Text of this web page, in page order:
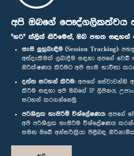
අපි ඔබගේ පෞද්ගලිකත්වය
"හරි" ක්ලික් කිරීමෙන්, ඔබ පහත සඳහන්
සැසි ලුහුබැඳීම (Session Tracking):
අත්දැකීමක් ලබාදීම සඳහා අපගේ වෙබ්
නිරීක්ෂණය කිරීමට අපි සැසි භාවිතා
දත්ත සටහන් කිරීම: අපගේ සේවාවන්හි
කිරීම සඳහා අපි ඔබගේ IP ලිපිනය,
සටහන් කරගන්නෙමු.
පරිශීලක හැසිරීම් විශ්ලේෂණය: අපගේ
අපි පරිශීලක හැසිරීම විශ්ලේෂණය
සමඟ ඔබේ අන්තර්ක්‍රියා පිළිබඳ